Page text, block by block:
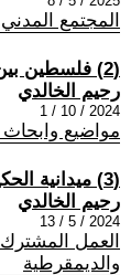
المجتمع المدني
(2) فلسطين بين الخنوع العربي والامم الصهيونية
رحيم الخالدي
2024 / 10 / 1
مواضيع
(3) ميدانية الحكيم في كل الأوقات .
رحيم الخالدي
2024 / 5 / 13
العمل المشترك
والديمقرطية